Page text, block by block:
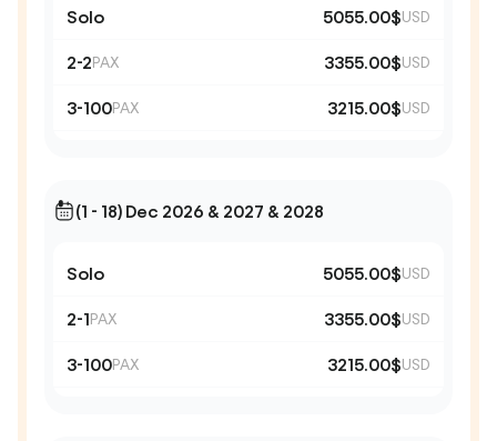
Solo 5055.00$USD
2-2PAX 3355.00$USD
3-100PAX 3215.00$USD
(1 - 18) Dec 2026 & 2027 & 2028
Solo 5055.00$USD
2-1PAX 3355.00$USD
3-100PAX 3215.00$USD